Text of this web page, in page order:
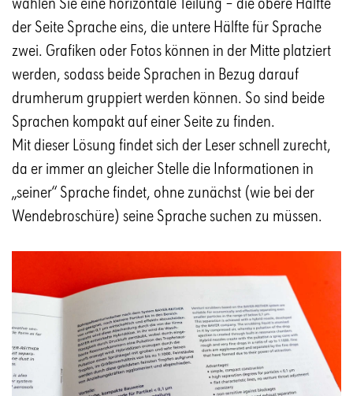
der Seite Sprache eins, die untere Hälfte für Sprache
zwei. Grafiken oder Fotos können in der Mitte platziert
werden, sodass beide Sprachen in Bezug darauf
drumherum gruppiert werden können. So sind beide
Sprachen kompakt auf einer Seite zu finden.
Mit dieser Lösung findet sich der Leser schnell zurecht,
da er immer an gleicher Stelle die Informationen in
„seiner“ Sprache findet, ohne zunächst (wie bei der
Wendebroschüre) seine Sprache suchen zu müssen.